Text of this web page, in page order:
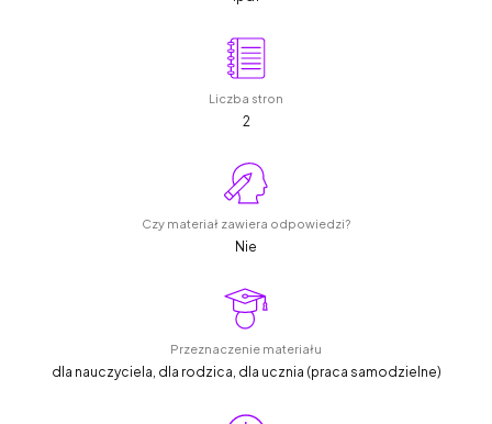
Liczba stron
2
Czy materiał zawiera odpowiedzi?
Nie
Przeznaczenie materiału
dla nauczyciela, dla rodzica, dla ucznia (praca samodzielne)